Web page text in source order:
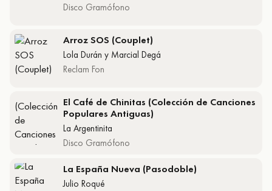
Disco Gramófono
Arroz SOS (Couplet)
Lola Durán y Marcial Degá
Reclam Fon
El Café de Chinitas (Colección de Canciones
Populares Antiguas)
La Argentinita
Disco Gramófono
La España Nueva (Pasodoble)
Julio Roqué